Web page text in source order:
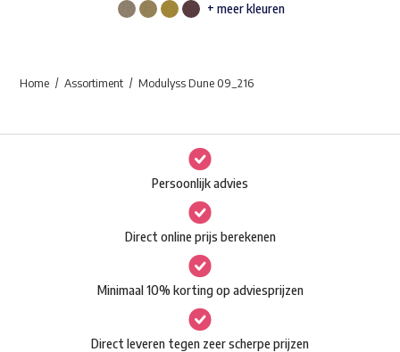
Waar ben je naar op zoek?
Dit
Deze
optie
kan
gekozen
worden
op
de
productpagina
+ meer kleuren
Home Assortiment Modulyss Dune 09_216
Persoonlijk advies
Direct online prijs berekenen
Minimaal 10% korting op adviesprijzen
Direct leveren tegen zeer scherpe prijzen